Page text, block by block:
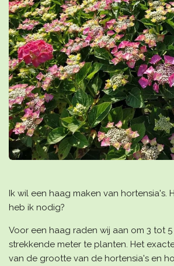
Ik wil een haag maken van hortensia's.
heb ik nodig?
Voor een haag raden wij aan om 3 tot
strekkende meter te planten. Het
van de grootte van de hortensia's en